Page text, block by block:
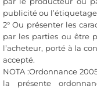
publicité ou l’étiquetage
2° Ou présenter les
par les parties ou être
l’acheteur, porté à la
accepté.
NOTA :Ordonnance
la présente